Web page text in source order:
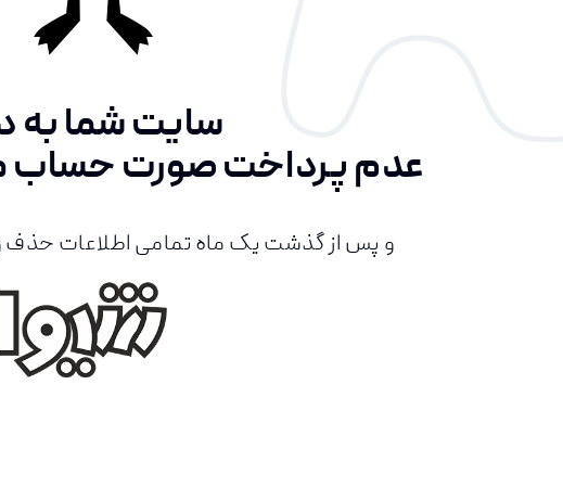
سایت شما به
عدم پرداخت صورت
و پس از گذشت یک ماه تمامی اطلاعات حذف